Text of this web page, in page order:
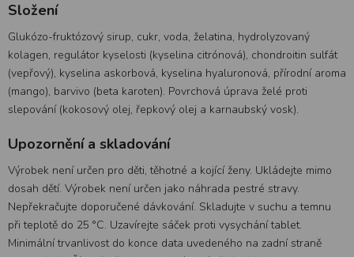
Složení
Glukózo-fruktózový sirup, cukr, voda, želatina, hydrolyzovaný
kolagen, regulátor kyselosti (kyselina citrónová), chondroitin sulfát
(vepřový), kyselina askorbová, kyselina hyaluronová, přírodní aroma
(mango), barvivo (beta karoten). Povrchová úprava želé proti
slepování (kokosový olej, řepkový olej a karnaubský vosk).
Upozornění a skladování
Výrobek není určen pro děti, těhotné a kojící ženy. Ukládejte mimo
dosah dětí. Výrobek není určen jako náhrada pestré stravy.
Nepřekračujte doporučené dávkování. Skladujte v suchu a temnu
při teplotě do 25 °C. Uzavírejte sáček proti vysychání tablet.
Minimální trvanlivost do konce data uvedeného na zadní straně